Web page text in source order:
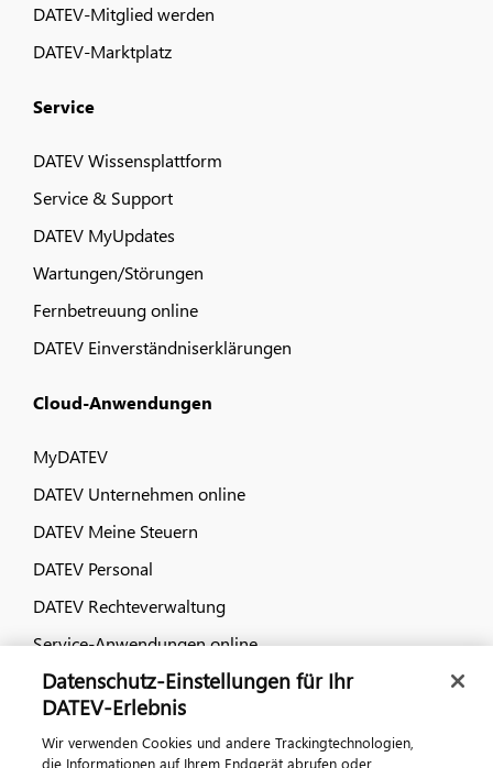
DATEV-Mitglied werden
DATEV-Marktplatz
Service
DATEV Wissensplattform
Service & Support
DATEV MyUpdates
Wartungen/Störungen
Fernbetreuung online
DATEV Einverständniserklärungen
Cloud-Anwendungen
MyDATEV
DATEV Unternehmen online
DATEV Meine Steuern
DATEV Personal
DATEV Rechteverwaltung
Service-Anwendungen online
Dialog & Medien
Veranstaltungen
Datenschutz-Einstellungen für Ihr
DATEV-Erlebnis
Wir verwenden Cookies und andere Trackingtechnologien,
die Informationen auf Ihrem Endgerät abrufen oder